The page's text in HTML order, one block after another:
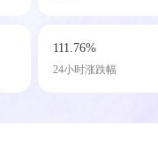
111.76%
24小时涨跌幅